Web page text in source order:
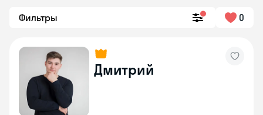
Фильтры 0
Дмитрий